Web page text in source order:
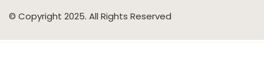
© Copyright 2025. All Rights Reserved